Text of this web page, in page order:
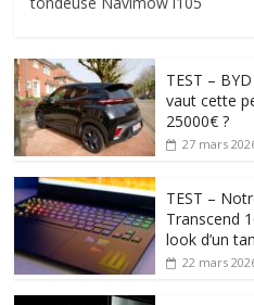
TEST –
vaut cette
25000€ ?
27 mars
TEST –
Transcend
look d’un
22 mars